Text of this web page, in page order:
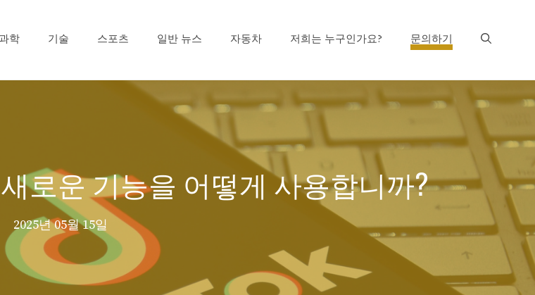
학 기술 스포츠 일반 뉴스 자동차 저희는 누구인가요? 문의하기
새로운 기능을 어떻게 사용합니까?
2025년 05월 15일